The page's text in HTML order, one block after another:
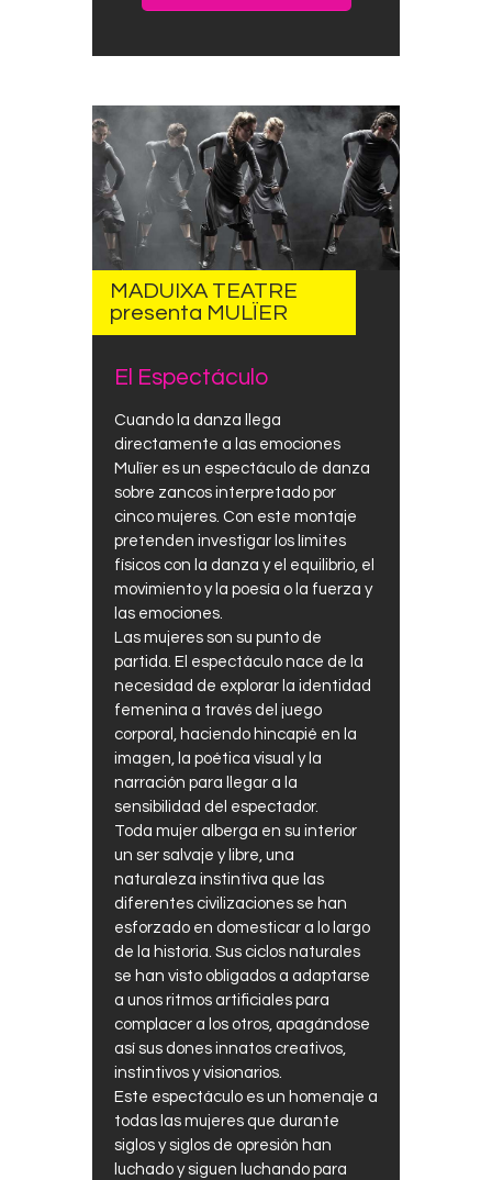
MADUIXA TEATRE
presenta MULÏER
El Espectáculo
Cuando la danza llega
directamente a las emociones
Mulïer es un espectáculo de danza
sobre zancos interpretado por
cinco mujeres. Con este montaje
pretenden investigar los límites
físicos con la danza y el equilibrio, el
movimiento y la poesía o la fuerza y
las emociones.
Las mujeres son su punto de
partida. El espectáculo nace de la
necesidad de explorar la identidad
femenina a través del juego
corporal, haciendo hincapié en la
imagen, la poética visual y la
narración para llegar a la
sensibilidad del espectador.
Toda mujer alberga en su interior
un ser salvaje y libre, una
naturaleza instintiva que las
diferentes civilizaciones se han
esforzado en domesticar a lo largo
de la historia. Sus ciclos naturales
se han visto obligados a adaptarse
a unos ritmos artificiales para
complacer a los otros, apagándose
así sus dones innatos creativos,
instintivos y visionarios.
Este espectáculo es un homenaje a
todas las mujeres que durante
siglos y siglos de opresión han
luchado y siguen luchando para